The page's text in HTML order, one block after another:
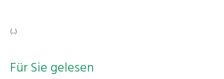
(..)
Für Sie gelesen